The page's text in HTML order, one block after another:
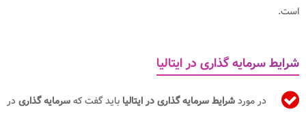
است.
شرایط سرمایه گذاری در ایتالیا
در موردشرایط سرمایه گذاری در ایتالیا باید گفت کهسرمایه گذاریدر